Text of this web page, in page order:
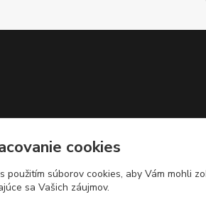
cookies
s použitím súborov cookies, aby Vám mohli
sa Vašich záujmov.